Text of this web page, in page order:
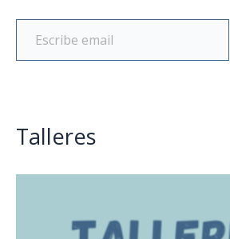
Talleres